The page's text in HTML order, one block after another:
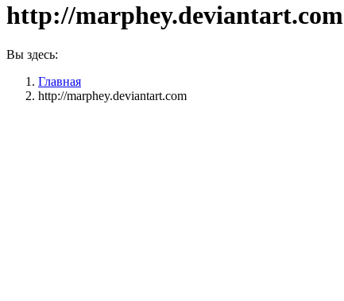
http://marphey.deviantart.com
Вы здесь:
Главная
http://marphey.deviantart.com